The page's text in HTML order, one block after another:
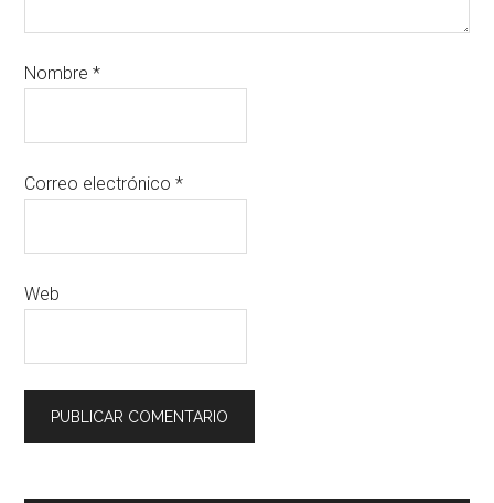
Nombre*
Correo electrónico*
Web